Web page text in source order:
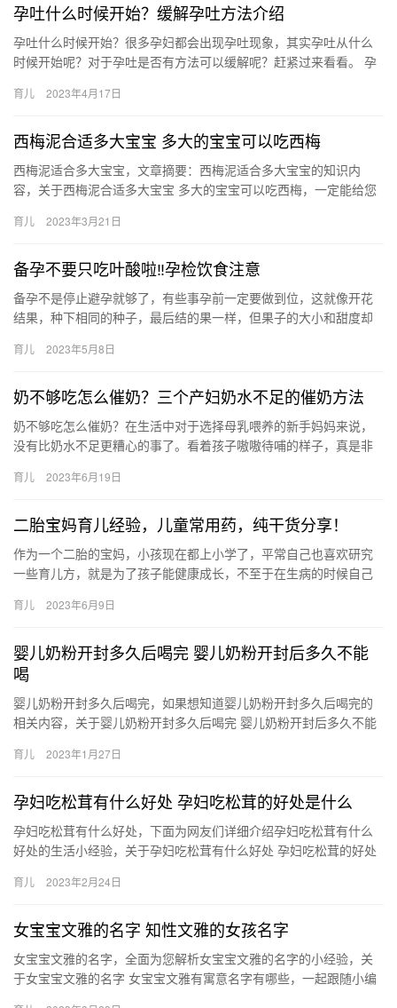
孕吐什么时候开始？缓解孕吐方法介绍
孕吐什么时候开始？很多孕妇都会出现孕吐现象，其实孕吐从什么
时候开始呢？对于孕吐是否有方法可以缓解呢？赶紧过来看看。 孕
么…
育儿 2023年4月17日
西梅泥合适多大宝宝 多大的宝宝可以吃西梅
西梅泥适合多大宝宝，文章摘要：西梅泥适合多大宝宝的知识内
容，关于西梅泥合适多大宝宝 多大的宝宝可以吃西梅，一定能给您
梅…
育儿 2023年3月21日
备孕不要只吃叶酸啦‼孕检饮食注意
备孕不是停止避孕就够了，有些事孕前一定要做到位，这就像开花
结果，种下相同的种子，最后结的果一样，但果子的大小和甜度却
有些…
育儿 2023年5月8日
奶不够吃怎么催奶？三个产妇奶水不足的催奶方法
奶不够吃怎么催奶？在生活中对于选择母乳喂养的新手妈妈来说，
没有比奶水不足更糟心的事了。看着孩子嗷嗷待哺的样子，真是非
吃怎…
育儿 2023年6月19日
二胎宝妈育儿经验，儿童常用药，纯干货分享！
作为一个二胎的宝妈，小孩现在都上小学了，平常自己也喜欢研究
一些育儿方，就是为了孩子能健康成长，不至于在生病的时候自己
现在…
育儿 2023年6月9日
婴儿奶粉开封多久后喝完 婴儿奶粉开封后多久不能
喝
婴儿奶粉开封多久后喝完，如果想知道婴儿奶粉开封多久后喝完的
相关内容，关于婴儿奶粉开封多久后喝完 婴儿奶粉开封后多久不能
…
育儿 2023年1月27日
孕妇吃松茸有什么好处 孕妇吃松茸的好处是什么
孕妇吃松茸有什么好处，下面为网友们详细介绍孕妇吃松茸有什么
好处的生活小经验，关于孕妇吃松茸有什么好处 孕妇吃松茸的好处
孕…
育儿 2023年2月24日
女宝宝文雅的名字 知性文雅的女孩名字
女宝宝文雅的名字，全面为您解析女宝宝文雅的名字的小经验，关
于女宝宝文雅的名字 女宝宝文雅有寓意名字有哪些，一起跟随小编